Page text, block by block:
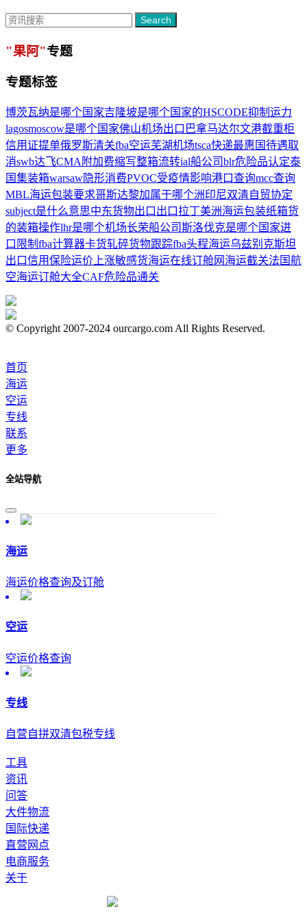
Search
"果阿"专题
专题标签
博茨瓦纳是哪个国家吉隆坡是哪个国家的HSCODE抑制运力
lagosmoscow是哪个国家佛山机场出口巴拿马达尔文港截重柜
信用证提单俄罗斯清关fba空运芜湖机场tsca快递最惠国待遇取
消swb达飞CMA 附加费缩写整箱流转ial船公司blr危险品认定泰
国集装箱warsaw隐形消费PVOC受疫情影响港口查询mcc查询
MBL海运包装要求哥斯达黎加属于哪个洲印尼双清自贸协定
subject是什么意思中东货物出口 出口拉丁美洲海运包装纸箱货
的装箱操作lhr是哪个机场长荣船公司斯洛伐克是哪个国家进
口限制 fba计算器卡货轧碎货物跟踪fba头程海运乌兹别克斯坦
出口信用保险运价上涨敏感货海运在线订舱网 海运截关法国航
空海运订舱大全CAF危险品通关
© Copyright 2007-2024 ourcargo.com All Rights Reserved.
首页
海运
空运
专线
联系
更多
全站导航
海运
海运价格查询及订舱
空运
空运价格查询
专线
自营自拼双清包税专线
工具
资讯
问答
大件物流
国际快递
直营网点
电商服务
关于